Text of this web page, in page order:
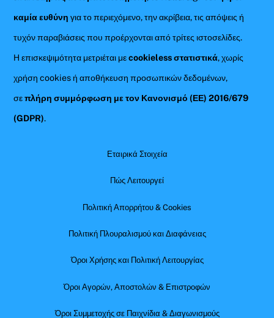
καμία ευθύνη για το περιεχόμενο, την ακρίβεια, τις απόψεις ή
τυχόν παραβιάσεις που προέρχονται από τρίτες ιστοσελίδες.
Η επισκεψιμότητα μετριέται μεcookieless στατιστικά, χωρίς
χρήση cookies ή αποθήκευση προσωπικών δεδομένων,
σεπλήρη συμμόρφωση με τον Κανονισμό (ΕΕ) 2016/679
(GDPR).
Εταιρικά Στοιχεία
Πώς Λειτουργεί
Πολιτική Απορρήτου & Cookies
Πολιτική Πλουραλισμού και Διαφάνειας
Όροι Χρήσης και Πολιτική Λειτουργίας
Όροι Αγορών, Αποστολών & Επιστροφών
Όροι Συμμετοχής σε Παιχνίδια & Διαγωνισμούς